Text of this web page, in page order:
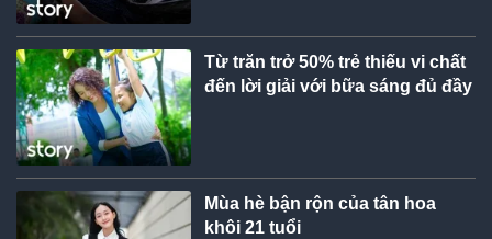
Từ trăn trở 50% trẻ thiếu vi chất
đến lời giải với bữa sáng đủ đầy
Mùa hè bận rộn của tân hoa
khôi 21 tuổi